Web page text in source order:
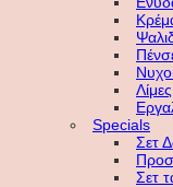
Specials
Σετ
Σετ